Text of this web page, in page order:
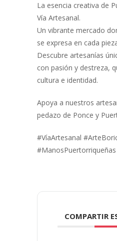
La esencia creativa de
Vía Artesanal.
Un vibrante mercado
se expresa en cada
Descubre artesanías
con pasión y destreza,
cultura e identidad.
Apoya a nuestros
pedazo de Ponce y
#VíaArtesanal
#ManosPuertorriqueñas
COMPARTIR